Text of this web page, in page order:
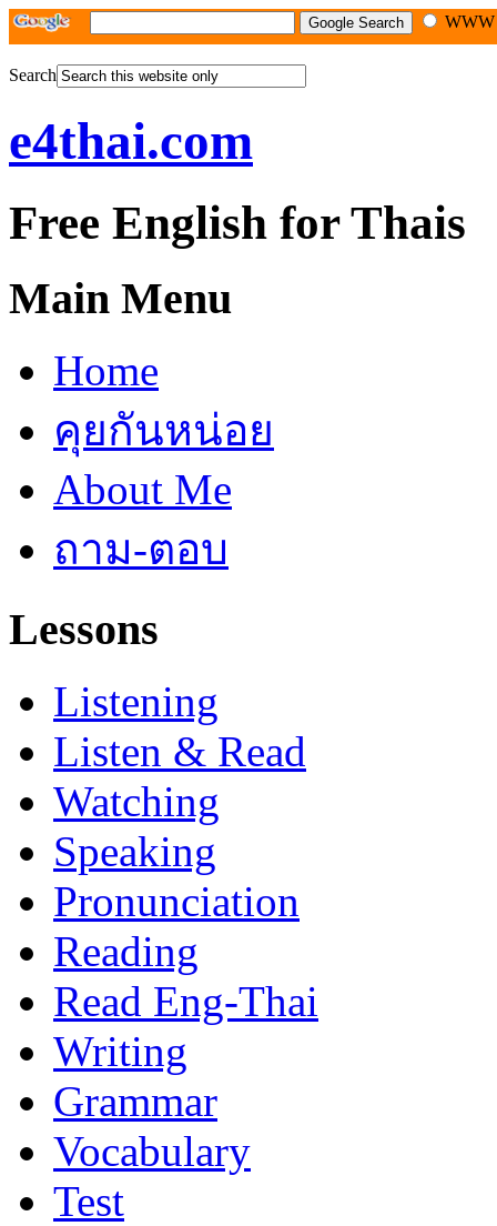
Search
e4thai.com
Free English for Thais
Main Menu
Home
คุยกันหน่อย
About Me
ถาม-ตอบ
Lessons
Listening
Listen & Read
Watching
Speaking
Pronunciation
Reading
Read Eng-Thai
Writing
Grammar
Vocabulary
Test